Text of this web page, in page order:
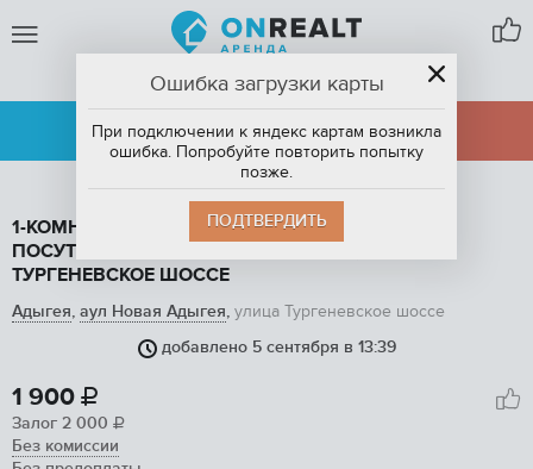
АУЛ НОВАЯ АДЫГЕЯ
АРЕНДА
ПРОДАЖА
1-КОМНАТНАЯ КВАРТИРА, 30 М2, В АРЕНДУ
ПОСУТОЧНО В АУЛЕ НОВАЯ АДЫГЕЯ, УЛИЦА
ТУРГЕНЕВСКОЕ ШОССЕ
Адыгея, аул Новая Адыгея, улица Тургеневское шоссе
добавлено 5 сентября в 13:39
1/ 8
1 900 
Залог 2 000 
Без комиссии
Ошибка загрузки карты
При подключении к яндекс картам возникла
ошибка. Попробуйте повторить попытку
позже.
ПОДТВЕРДИТЬ